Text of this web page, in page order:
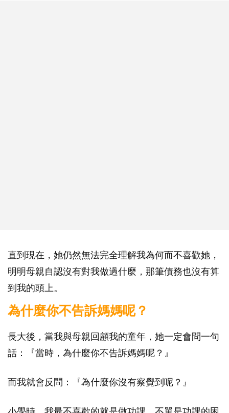
直到現在，她仍然無法完全理解我為何而不喜歡她，
明明母親自認沒有對我做過什麼，那筆債務也沒有算
到我的頭上。
為什麼你不告訴媽媽呢？
長大後，當我與母親回顧我的童年，她一定會問一句
話：『當時，為什麼你不告訴媽媽呢？』
而我就會反問：『為什麼你沒有察覺到呢？』